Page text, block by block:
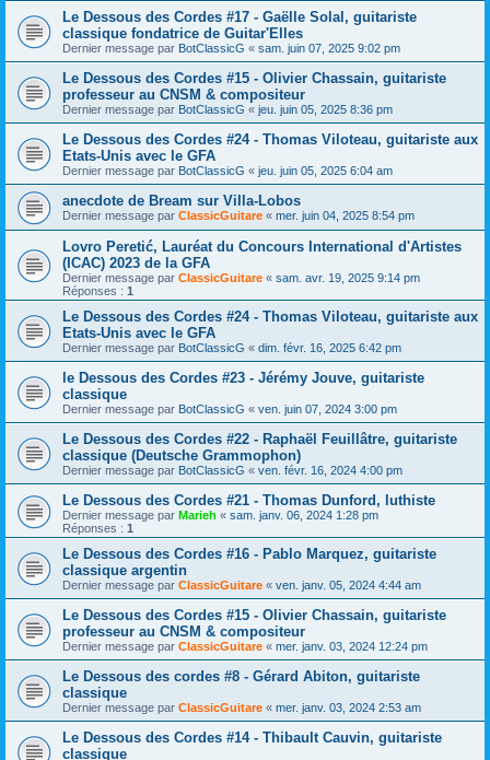
Le Dessous des Cordes #17 - Gaëlle Solal, guitariste
classique fondatrice de Guitar'Elles
Dernier message par BotClassicG « sam. juin 07, 2025 9:02 pm
Le Dessous des Cordes #15 - Olivier Chassain, guitariste
professeur au CNSM & compositeur
Dernier message par BotClassicG « jeu. juin 05, 2025 8:36 pm
Le Dessous des Cordes #24 - Thomas Viloteau, guitariste aux
Etats-Unis avec le GFA
Dernier message par BotClassicG « jeu. juin 05, 2025 6:04 am
anecdote de Bream sur Villa-Lobos
Dernier message par ClassicGuitare « mer. juin 04, 2025 8:54 pm
Lovro Peretić, Lauréat du Concours International d'Artistes
(ICAC) 2023 de la GFA
Dernier message par ClassicGuitare « sam. avr. 19, 2025 9:14 pm
Réponses : 1
Le Dessous des Cordes #24 - Thomas Viloteau, guitariste aux
Etats-Unis avec le GFA
Dernier message par BotClassicG « dim. févr. 16, 2025 6:42 pm
le Dessous des Cordes #23 - Jérémy Jouve, guitariste
classique
Dernier message par BotClassicG « ven. juin 07, 2024 3:00 pm
Le Dessous des Cordes #22 - Raphaël Feuillâtre, guitariste
classique (Deutsche Grammophon)
Dernier message par BotClassicG « ven. févr. 16, 2024 4:00 pm
Le Dessous des Cordes #21 - Thomas Dunford, luthiste
Dernier message par Marieh « sam. janv. 06, 2024 1:28 pm
Réponses : 1
Le Dessous des Cordes #16 - Pablo Marquez, guitariste
classique argentin
Dernier message par ClassicGuitare « ven. janv. 05, 2024 4:44 am
Le Dessous des Cordes #15 - Olivier Chassain, guitariste
professeur au CNSM & compositeur
Dernier message par ClassicGuitare « mer. janv. 03, 2024 12:24 pm
Le Dessous des cordes #8 - Gérard Abiton, guitariste
classique
Dernier message par ClassicGuitare « mer. janv. 03, 2024 2:53 am
Le Dessous des Cordes #14 - Thibault Cauvin, guitariste
classique